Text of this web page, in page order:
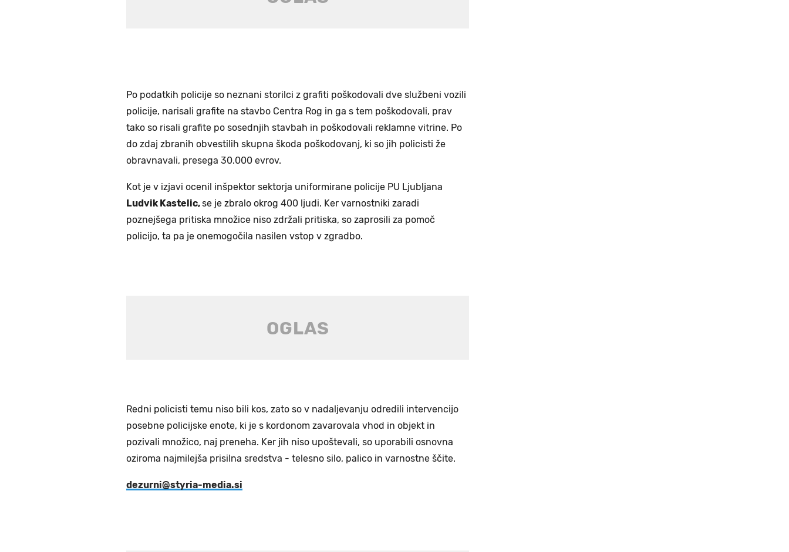
Po podatkih policije so neznani storilci z grafiti poškodovali dve službeni vozili
policije, narisali grafite na stavbo Centra Rog in ga s tem poškodovali, prav
tako so risali grafite po sosednjih stavbah in poškodovali reklamne vitrine. Po
do zdaj zbranih obvestilih skupna škoda poškodovanj, ki so jih policisti že
obravnavali, presega 30.000 evrov.
Kot je v izjavi ocenil inšpektor sektorja uniformirane policije PU Ljubljana
Ludvik Kastelic,se je zbralo okrog 400 ljudi. Ker varnostniki zaradi
poznejšega pritiska množice niso zdržali pritiska, so zaprosili za pomoč
policijo, ta pa je onemogočila nasilen vstop v zgradbo.
Redni policisti temu niso bili kos, zato so v nadaljevanju odredili intervencijo
posebne policijske enote, ki je s kordonom zavarovala vhod in objekt in
pozivali množico, naj preneha. Ker jih niso upoštevali, so uporabili osnovna
oziroma najmilejša prisilna sredstva - telesno silo, palico in varnostne ščite.
dezurni@styria-media.si